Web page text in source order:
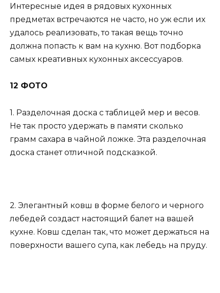
Интересные идея в рядовых кухонных
предметах встречаются не часто, но уж если их
удалось реализовать, то такая вещь точно
должна попасть к вам на кухню. Вот подборка
самых креативных кухонных аксессуаров.
12 ФОТО
1. Разделочная доска с таблицей мер и весов.
Не так просто удержать в памяти сколько
грамм сахара в чайной ложке. Эта разделочная
доска станет отличной подсказкой.
2. Элегантный ковш в форме белого и черного
лебедей создаст настоящий балет на вашей
кухне. Ковш сделан так, что может держаться на
поверхности вашего супа, как лебедь на пруду.